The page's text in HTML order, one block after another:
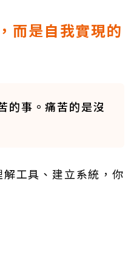
而是自我實現的
的事。痛苦的是沒
工具、建立系統，你